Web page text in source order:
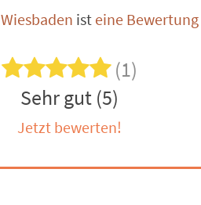
Wiesbaden ist eine Bewertung
(1)
Sehr gut (5)
Jetzt bewerten!